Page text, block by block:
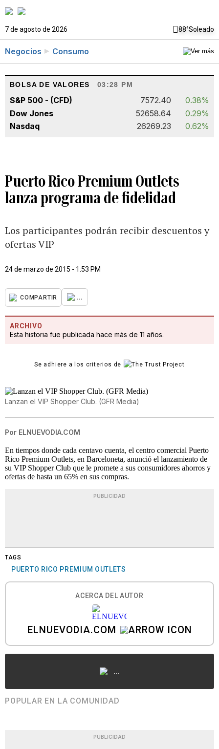
7 de agosto de 2026 88°Soleado
Negocios Consumo
BOLSA DE VALORES 03:28 PM
S&P 500 - (CFD) 7572.40
0.38%
Dow Jones
52658.64
0.29%
Nasdaq
26269.23 0.62%
Puerto Rico Premium Outlets
lanza programa de fidelidad
Los participantes podrán recibir descuentos y
ofertas VIP
24 de marzo de 2015 - 1:53 PM
COMPARTIR ...
ARCHIVO
Esta historia fue publicada hace más de 11 años.
Se adhiere a los criterios de
Lanzan el VIP Shopper Club. (GFR Media)
Por ELNUEVODIA.COM
En tiempos donde cada centavo cuenta, el centro comercial Puerto
Rico Premium Outlets, en Barceloneta, anunció el lanzamiento de
su VIP Shopper Club que le promete a sus consumidores ahorros y
ofertas de hasta un 65% en sus compras.
PUBLICIDAD
TAGS
PUERTO RICO PREMIUM OUTLETS
ACERCA DEL AUTOR
ELNUEVODIA.COM
...
POPULAR EN LA COMUNIDAD
PUBLICIDAD